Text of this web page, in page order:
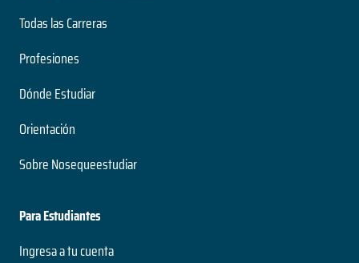
Todas las Carreras
Profesiones
Dónde Estudiar
Orientación
Sobre Nosequeestudiar
Para Estudiantes
Ingresa a tu cuenta